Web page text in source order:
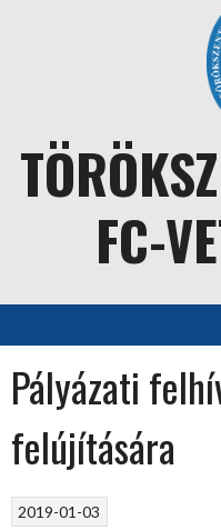
FC-
Pályázati
felújítására
2019-01-03